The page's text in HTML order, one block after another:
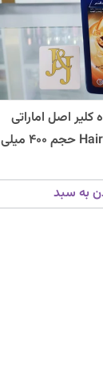
اصل اماراتی
مدل Hair Fall Defence حجم 400 میلی
به سبد